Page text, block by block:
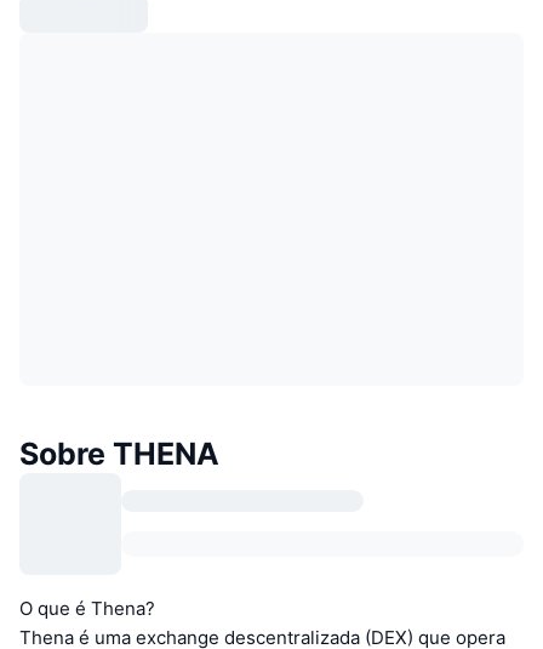
Sobre THENA
O que é Thena?
Thena é uma exchange descentralizada (DEX) que opera